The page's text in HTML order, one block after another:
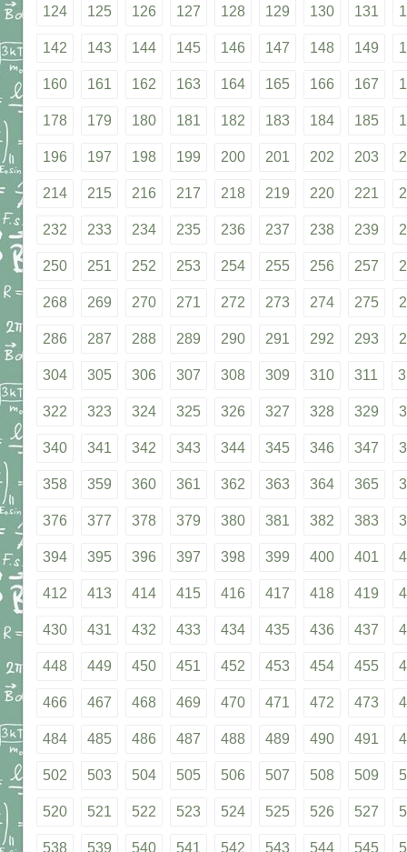
124 125 126 127 128 129 130 131
142 143 144 145 146 147 148 149
160 161 162 163 164 165 166 167
178 179 180 181 182 183 184 185
196 197 198 199 200 201 202 203
214 215 216 217 218 219 220 221
232 233 234 235 236 237 238 239
250 251 252 253 254 255 256 257
268 269 270 271 272 273 274 275
286 287 288 289 290 291 292 293
304 305 306 307 308 309 310 311
322 323 324 325 326 327 328 329
340 341 342 343 344 345 346 347
358 359 360 361 362 363 364 365
376 377 378 379 380 381 382 383
394 395 396 397 398 399 400 401
412 413 414 415 416 417 418 419
430 431 432 433 434 435 436 437
448 449 450 451 452 453 454 455
466 467 468 469 470 471 472 473
484 485 486 487 488 489 490 491
502 503 504 505 506 507 508 509
520 521 522 523 524 525 526 527
538 539 540 541 542 543 544 545